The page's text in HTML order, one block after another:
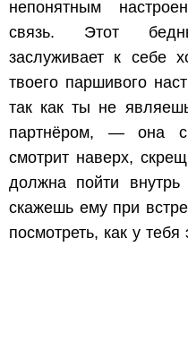
непонятным
связь. Этот
заслуживает к себе
твоего паршивого
так как ты не
партнёром, — она
смотрит наверх,
должна пойти внутрь
скажешь ему при
посмотреть, как у тебя